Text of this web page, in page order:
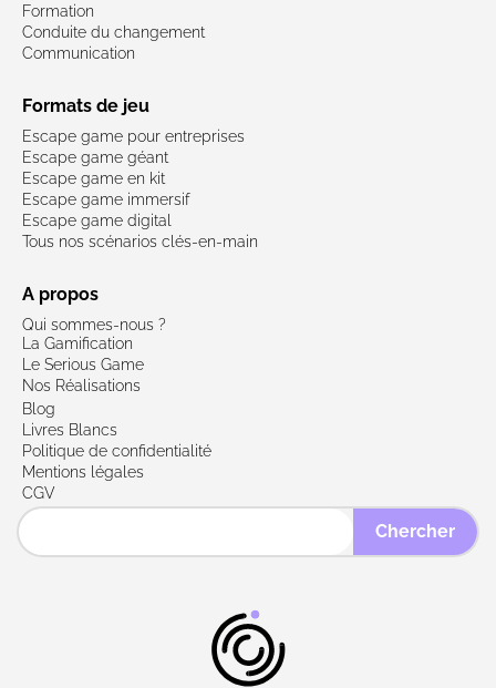
Formation
Conduite du changement
Communication
Formats de jeu
Escape game pour entreprises
Escape game géant
Escape game en kit
Escape game immersif
Escape game digital
Tous nos scénarios clés-en-main
A propos
Qui sommes-nous ?
La Gamification
Le Serious Game
Nos Réalisations
Blog
Livres Blancs
Politique de confidentialité
Mentions légales
CGV